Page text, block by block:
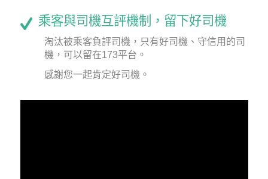
乘客與司機互評機制，留下好司機
淘汰被乘客負評司機，只有好司機、守信用的司
機，可以留在173平台。
感謝您一起肯定好司機。